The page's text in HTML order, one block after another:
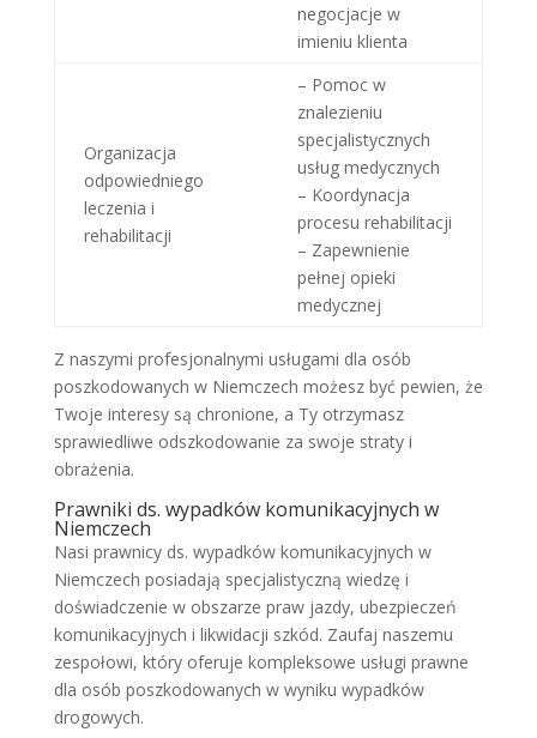
negocjacje w
imieniu klienta
Organizacja
odpowiedniego
leczenia i
rehabilitacji
– Pomoc w
znalezieniu
specjalistycznych
usług medycznych
– Koordynacja
procesu rehabilitacji
– Zapewnienie
pełnej opieki
medycznej
Z naszymi profesjonalnymi usługami dla osób
poszkodowanych w Niemczech możesz być pewien, że
Twoje interesy są chronione, a Ty otrzymasz
sprawiedliwe odszkodowanie za swoje straty i
obrażenia.
Prawniki ds. wypadków komunikacyjnych w
Niemczech
Nasi prawnicy ds. wypadków komunikacyjnych w
Niemczech posiadają specjalistyczną wiedzę i
doświadczenie w obszarze praw jazdy, ubezpieczeń
komunikacyjnych i likwidacji szkód. Zaufaj naszemu
zespołowi, który oferuje kompleksowe usługi prawne
dla osób poszkodowanych w wyniku wypadków
drogowych.